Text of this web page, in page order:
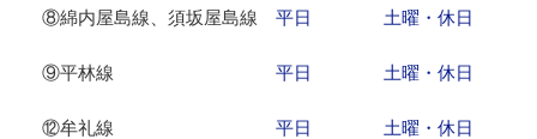
⑧綿内屋島線、須坂屋島線 平日 土曜・休日
⑨平林線 平日 土曜・休日
⑫牟礼線 平日 土曜・休日